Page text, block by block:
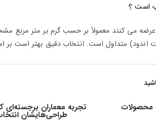
است ؟
اندود) متداول است. انتخاب دقیق بهتر است
تجربه معماران برجسته‌ای
طراحی‌هایشان
محصولات